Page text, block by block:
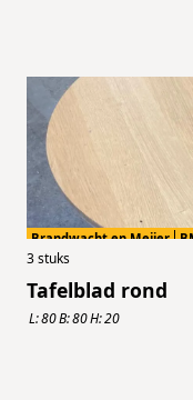
Brandwacht en Meijer
3stuks
Tafelblad rond
L:80B:80H:20